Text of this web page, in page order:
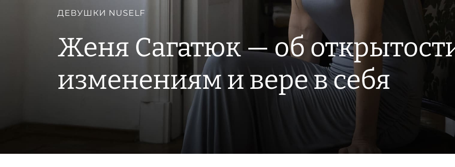
ДЕВУШКИ NUSELF
Женя Сагатюк — об
изменениям и вере в себя